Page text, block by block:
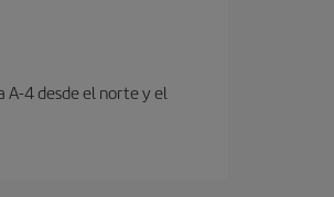
A-4 desde el norte y el